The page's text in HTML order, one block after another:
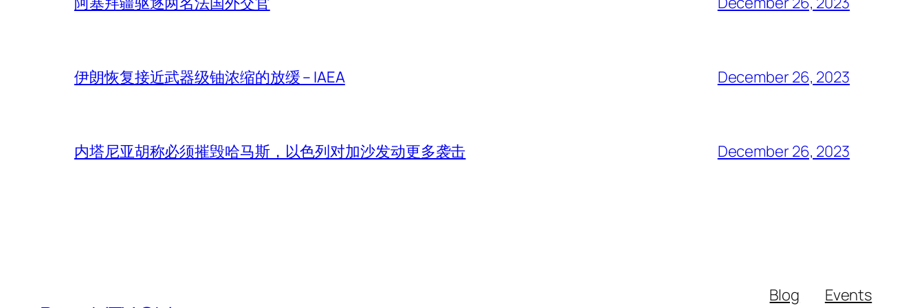
伊朗恢复接近武器级铀浓缩的放缓 – IAEA December 26, 2023
内塔尼亚胡称必须摧毁哈马斯，以色列对加沙发动更多袭击 December 26, 2023
Blog
Events